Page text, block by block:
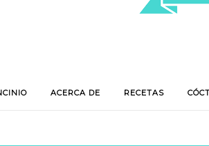
ACERCA DE RECETAS